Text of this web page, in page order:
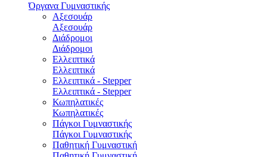
Όργανα Γυμναστικής
Αξεσουάρ
Αξεσουάρ
Διάδρομοι
Διάδρομοι
Ελλειπτικά
Ελλειπτικά
Ελλειπτικά - Stepper
Ελλειπτικά - Stepper
Κωπηλατικές
Κωπηλατικές
Πάγκοι Γυμναστικής
Πάγκοι Γυμναστικής
Παθητική Γυμναστική